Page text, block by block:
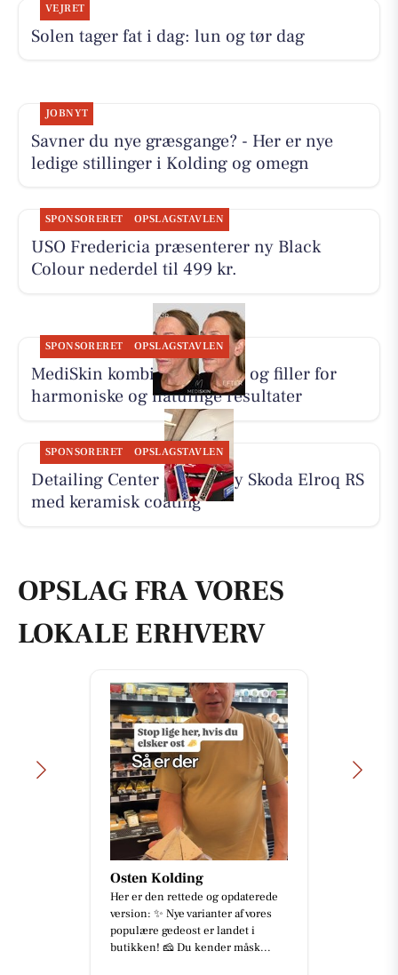
VEJRET
Solen tager fat i dag: lun og tør dag
JOBNYT
Savner du nye græsgange? - Her er nye
ledige stillinger i Kolding og omegn
SPONSORERET OPSLAGSTAVLEN
USO Fredericia præsenterer ny Black
Colour nederdel til 499 kr.
SPONSORERET OPSLAGSTAVLEN
MediSkin kombinerer botox og filler for
harmoniske og naturlige resultater
SPONSORERET OPSLAGSTAVLEN
Detailing Center klargør ny Skoda Elroq RS
med keramisk coating
OPSLAG FRA VORES
LOKALE ERHVERV
Osten Kolding
Her er den rettede og opdaterede
version: ✨ Nye varianter af vores
populære gedeost er landet i
butikken! 🧀 Du kender måsk...